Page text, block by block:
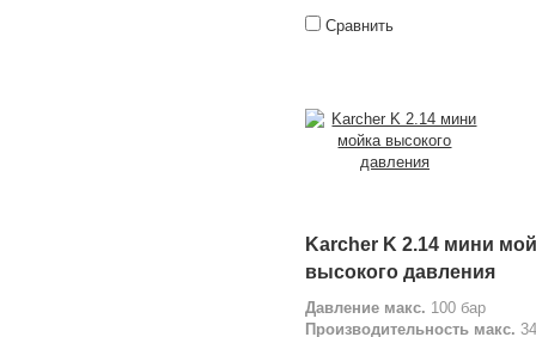
Сравнить
Karcher K 2.14 мини
высокого давления
Давление макс. 100 бар
Производительность макс.